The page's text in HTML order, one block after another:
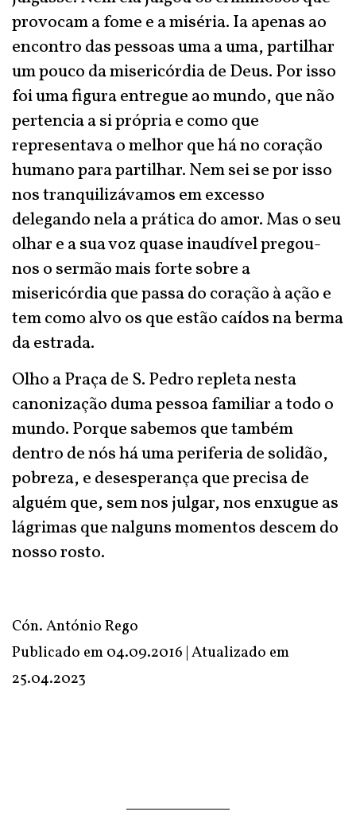
provocam a fome e a miséria. Ia apenas ao
encontro das pessoas uma a uma, partilhar
um pouco da misericórdia de Deus. Por isso
foi uma figura entregue ao mundo, que não
pertencia a si própria e como que
representava o melhor que há no coração
humano para partilhar. Nem sei se por isso
nos tranquilizávamos em excesso
delegando nela a prática do amor. Mas o seu
olhar e a sua voz quase inaudível pregou-
nos o sermão mais forte sobre a
misericórdia que passa do coração à ação e
tem como alvo os que estão caídos na berma
da estrada.
Olho a Praça de S. Pedro repleta nesta
canonização duma pessoa familiar a todo o
mundo. Porque sabemos que também
dentro de nós há uma periferia de solidão,
pobreza, e desesperança que precisa de
alguém que, sem nos julgar, nos enxugue as
lágrimas que nalguns momentos descem do
nosso rosto.
Cón. António Rego
Publicado em 04.09.2016 | Atualizado em
25.04.2023